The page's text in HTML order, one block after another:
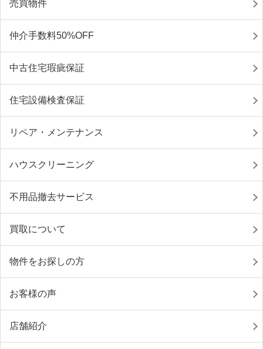
売買物件
仲介手数料50%OFF
中古住宅瑕疵保証
住宅設備検査保証
リペア・メンテナンス
ハウスクリーニング
不用品撤去サービス
買取について
物件をお探しの方
お客様の声
店舗紹介